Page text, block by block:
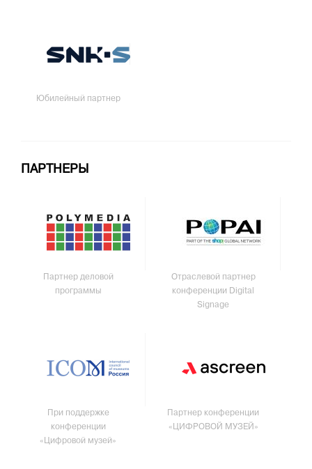
Юбилейный партнер
ПАРТНЕРЫ
Партнер деловой
программы
Отраслевой партнер
конференции Digital
Signage
При поддержке
конференции
«Цифровой музей»
Партнер конференции
«ЦИФРОВОЙ МУЗЕЙ»